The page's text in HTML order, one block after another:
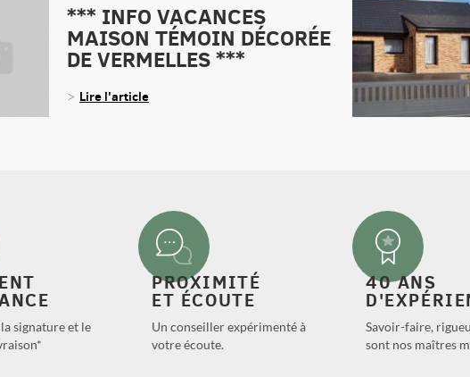
*** INFO VACANCES
MAISON TÉMOIN DÉCORÉE
DE VERMELLES ***
Lire l'article
la signature et le
PROXIMITÉ
ET ÉCOUTE
Un conseiller expérimenté à
votre écoute.
40 ANS
Savoir-faire,
sont nos maîtres